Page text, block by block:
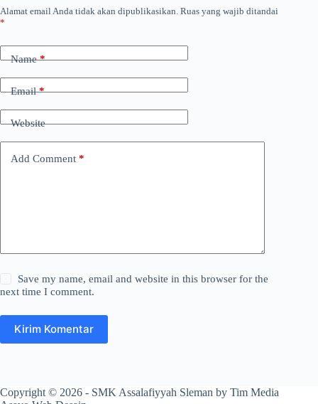
Alamat email Anda tidak akan dipublikasikan. Ruas yang wajib ditandai
*
Name*
Email*
Website
Add Comment *
Save my name, email and website in this browser for the
next time I comment.
Kirim Komentar
Copyright © 2026 - SMK Assalafiyyah Sleman by Tim Media